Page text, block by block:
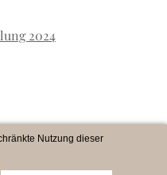
2024
Nutzung dieser